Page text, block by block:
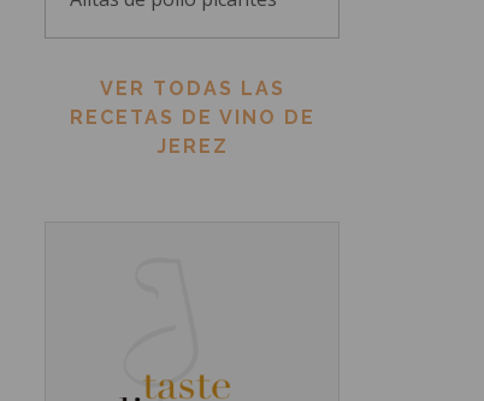
VER TODAS LAS
RECETAS DE VINO DE
JEREZ